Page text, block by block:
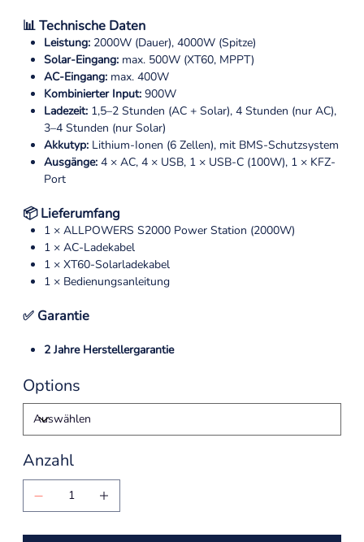
📊 Technische Daten
Leistung:2000W (Dauer), 4000W (Spitze)
Solar-Eingang:max. 500W (XT60, MPPT)
AC-Eingang:max. 400W
Kombinierter Input:900W
Ladezeit:1,5–2 Stunden (AC + Solar), 4 Stunden (nur AC),
3–4 Stunden (nur Solar)
Akkutyp:Lithium-Ionen (6 Zellen), mit BMS-Schutzsystem
Ausgänge:4 × AC, 4 × USB, 1 × USB-C (100W), 1 × KFZ-
Port
📦 Lieferumfang
1 × ALLPOWERS S2000 Power Station (2000W)
1 × AC-Ladekabel
1 × XT60-Solarladekabel
1 × Bedienungsanleitung
✅ Garantie
2 Jahre Herstellergarantie
Options
Anzahl